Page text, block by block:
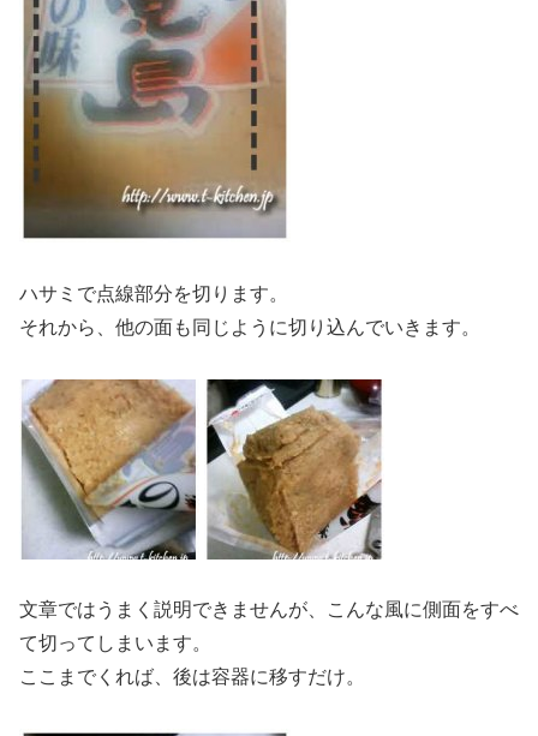
ハサミで点線部分を切ります。
それから、他の面も同じように切り込んでいきます。
文章ではうまく説明できませんが、こんな風に側面をすべ
て切ってしまいます。
ここまでくれば、後は容器に移すだけ。